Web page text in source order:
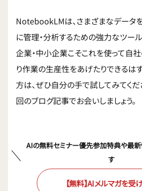
NotebookLMは、さまざまなデータ
に管理・分析するための強力なツー
企業・中小企業こそこれを使って自
り作業の生産性をあげたりできるは
方は、ぜひ自分の手で試してみてくだ
回のブログ記事でお会いしましょう。
AIの無料セミナー優先参加特典や最
す
【無料】AIメルマガを受